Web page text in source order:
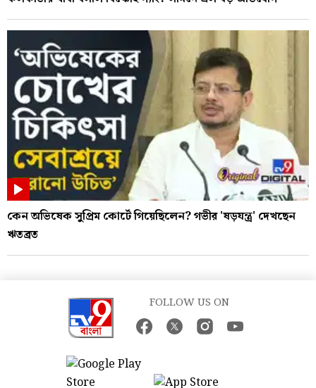
কেন অভিষেক সুপ্রিম কোর্টে গিয়েছিলেন? গভীর 'ষড়যন্ত্র' দেখছেন
ঋতব্রত
FOLLOW US ON